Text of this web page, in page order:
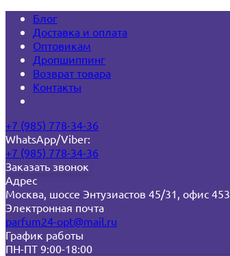
Блог
Доставка и оплата
Оптовикам
Дропшиппинг
Возврат товара
Контакты
+7 (985) 778-34-36
WhatsApp/Viber:
+7 (985) 778-34-36
Заказать звонок
Адрес
Москва, шоссе Энтузиастов 45/31, офис 453
Электронная почта
parfum24-opt@mail.ru
График работы
ПН-ПТ 9:00-18:00